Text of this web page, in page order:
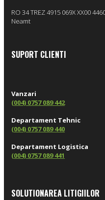
RO 34 TREZ 4915 069X XX00
Neamt
SUPORT CLIENTI
Vanzari
(004) 0757 089 442
Departament Tehnic
(004) 0757 089 440
Departament Logistica
(004) 0757 089 441
SOLUTIONAREA LITIGIILOR